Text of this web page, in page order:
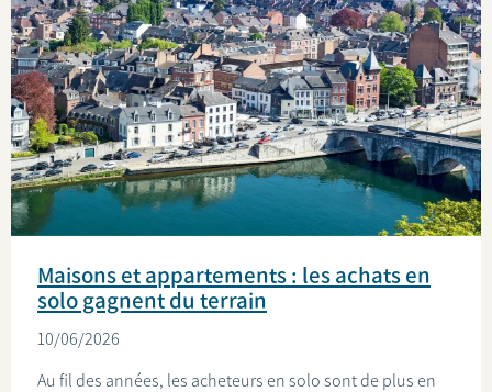
Maisons et appartements : les achats en
solo gagnent du terrain
10/06/2026
Au fil des années, les acheteurs en solo sont de plus en